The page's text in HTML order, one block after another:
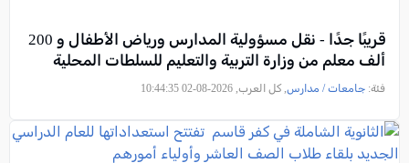
قريبًا جدًا - نقل مسؤولية المدارس ورياض الأطفال و 200
ألف معلم من وزارة التربية والتعليم للسلطات المحلية
فئة: جامعات / مدارس , كل العرب, 2026-08-02 10:44:35